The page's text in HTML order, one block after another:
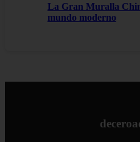
La Gran Muralla
mundo moderno